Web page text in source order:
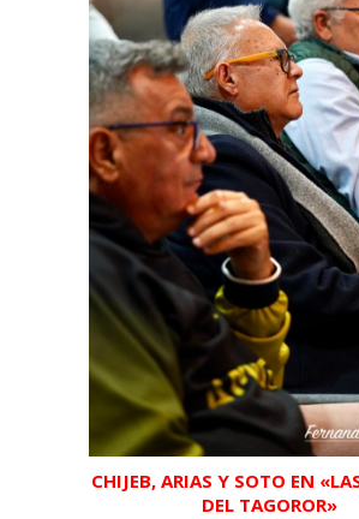
CHIJEB, ARIAS Y SOTO EN
DEL TAGOROR»